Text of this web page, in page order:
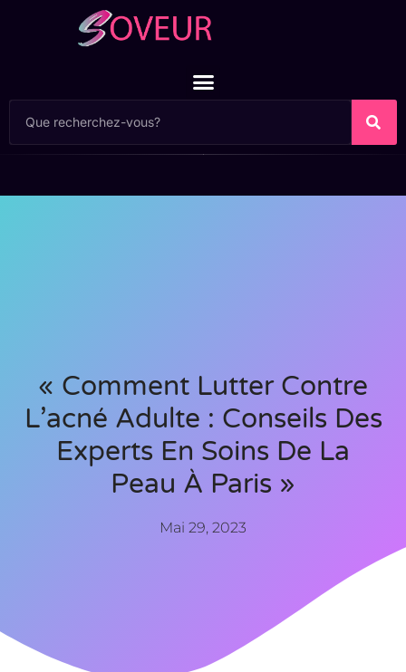
« Comment Lutter Contre
L’acné Adulte : Conseils Des
Experts En Soins De La
Peau À Paris »
Mai 29, 2023